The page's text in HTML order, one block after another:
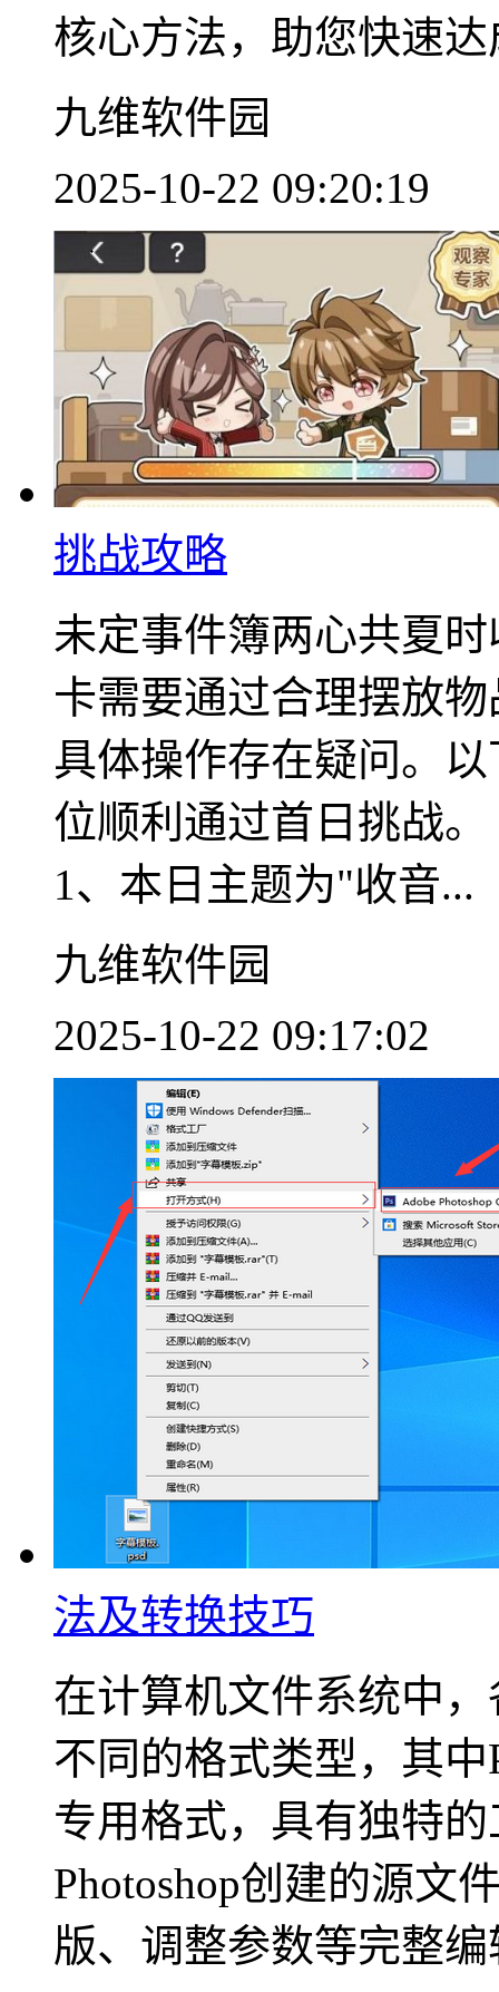
核心方法，助您快速达
九维软件园
2025-10-22 09:20:19
挑战攻略
未定事件簿两心共夏
卡需要通过合理摆放
具体操作存在疑问。
位顺利通过首日挑战
1、本日主题为"收音...
九维软件园
2025-10-22 09:17:02
法及转换技巧
在计算机文件系统中
不同的格式类型，其
专用格式，具有独特
Photoshop创建的源文
版、调整参数等完整